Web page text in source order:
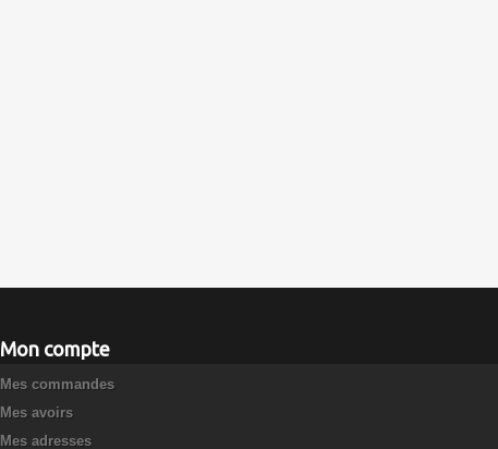
Mon compte
Mes commandes
Mes avoirs
Mes adresses